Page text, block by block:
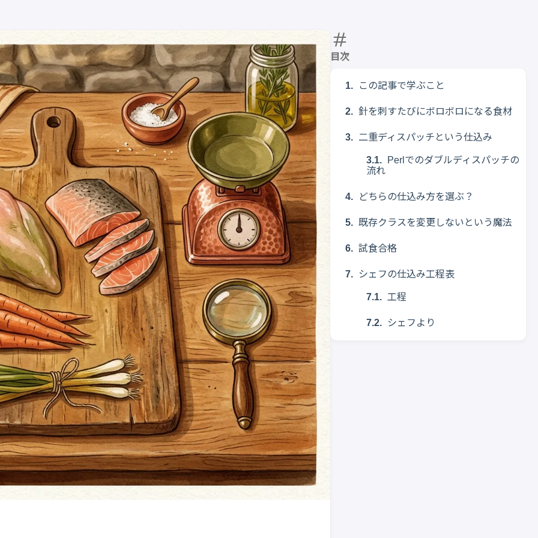
目次
この記事で学ぶこと
針を刺すたびにボロボロになる食材
二重ディスパッチという仕込み
Perlでのダブルディスパッチの
流れ
どちらの仕込み方を選ぶ？
既存クラスを変更しないという魔法
試食合格
シェフの仕込み工程表
工程
シェフより